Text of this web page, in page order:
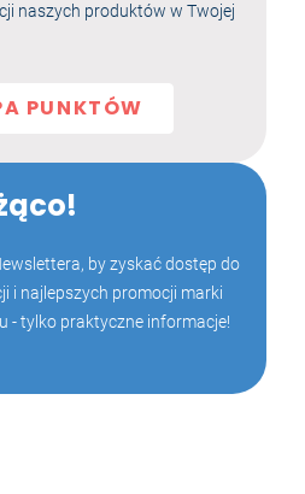
naszych produktów w Twojej
PUNKTÓW
by zyskać dostęp do
i najlepszych promocji marki
- tylko praktyczne informacje!